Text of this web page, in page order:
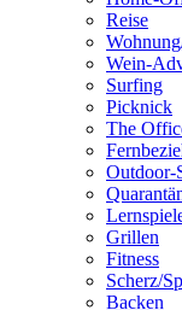
Reise
Wein-
Surfing
Picknick
The
Outdoor-
Grillen
Fitness
Scherz/
Backen